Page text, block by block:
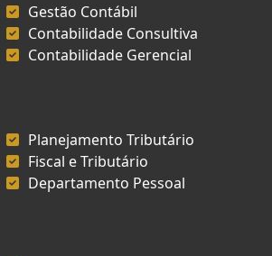
Gestão Contábil
Contabilidade Consultiva
Contabilidade Gerencial
Planejamento Tributário
Fiscal e Tributário
Departamento Pessoal